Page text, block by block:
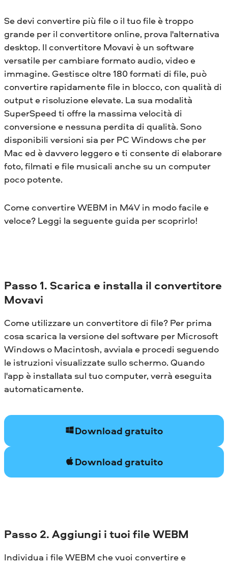
Se devi convertire più file o il tuo file è troppo
grande per il convertitore online, prova l'alternativa
desktop. Il convertitore Movavi è un software
versatile per cambiare formato audio, video e
immagine. Gestisce oltre 180 formati di file, può
convertire rapidamente file in blocco, con qualità di
output e risoluzione elevate. La sua modalità
SuperSpeed ​​ti offre la massima velocità di
conversione e nessuna perdita di qualità. Sono
disponibili versioni sia per PC Windows che per
Mac ed è davvero leggero e ti consente di elaborare
foto, filmati e file musicali anche su un computer
poco potente.
Come convertire WEBM in M4V in modo facile e
veloce? Leggi la seguente guida per scoprirlo!
Passo 1. Scarica e installa il convertitore
Movavi
Come utilizzare un convertitore di file? Per prima
cosa scarica la versione del software per Microsoft
Windows o Macintosh, avviala e procedi seguendo
le istruzioni visualizzate sullo schermo. Quando
l'app è installata sul tuo computer, verrà eseguita
automaticamente.
Download gratuito
Download gratuito
Passo 2. Aggiungi i tuoi file WEBM
Individua i file WEBM che vuoi convertire e